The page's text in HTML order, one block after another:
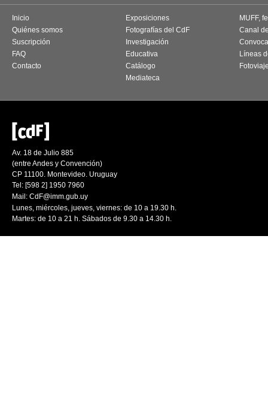
Inicio
Quiénes somos
Suscripción
FAQ
Contacto
Exposiciones
Fotografías del CdF
Investigación
Educativa
Catálogo
Mediateca
MUFF,
Canal
Líneas
Av. 18 de Julio 885
(entre Andes y Convención)
CP 11100. Montevideo. Uruguay
Tel: [598 2] 1950 7960
Mail: CdF@imm.gub.uy
Lunes, miércoles, jueves, viernes: de 10 a 19.30 h.
Martes: de 10 a 21 h. Sábados de 9.30 a 14.30 h.